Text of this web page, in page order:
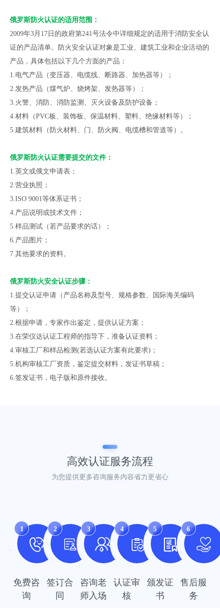
俄罗斯防火认证的适用范围：
2009年3月17日的政府第241号法令中详细规定的适用于消防安全认
证的产品清单。防火安全认证对象是工业、建筑工业和企业活动的
产品，具体包括以下几个方面的产品：
1.电气产品（变压器、电缆线、断路器、加热器等）；
2.发热产品（煤气炉、烧烤架、发热器等）；
3.火警、消防、消防监测、灭火设备及防护设备；
4.材料（PVC板、装饰板、保温材料、塑料、绝缘材料等）；
5.建筑材料（防火材料、门、防火阀、电缆槽和管道等）。
俄罗斯防火认证需要提交的文件：
1.英文或俄文申请表；
2.营业执照；
3.ISO 9001等体系证书；
4.产品说明或技术文件；
5.样品测试（若产品要求的话）；
6.产品图片；
7.其他要求的资料。
俄罗斯防火安全认证步骤：
1.提交认证申请（产品名称及型号、规格参数、国际海关编码
等）；
2.根据申请，专家作出鉴定，提供认证方案；
3.在荣仪达认证工程师的指导下，准备认证资料；
4.审核工厂和样品检测(若选认证方案有此要求)；
5.机构审核工厂资质，鉴定提交材料，发证书草稿；
6.签发证书，电子版和原件接收。
高效认证服务流程
为您提供更多咨询服务内容省力更省心
1
免费咨
询
2
签订合
同
3
咨询老
师入场
4
认证审
核
5
颁发证
书
6
售后服
务